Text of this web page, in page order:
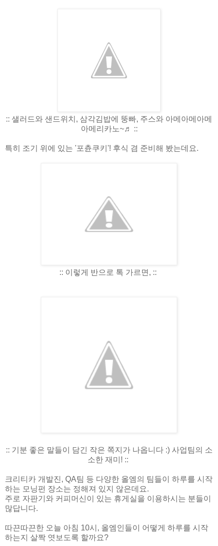
:: 샐러드와 샌드위치, 삼각김밥에 뚱빠, 주스와 아메아메아메
아메리카노~♬ ::
특히 조기 위에 있는 '포츈쿠키'! 후식 겸 준비해 봤는데요.
:: 이렇게 반으로 톡 가르면, ::
:: 기분 좋은 말들이 담긴 작은 쪽지가 나옵니다 :) 사업팀의 소
소한 재미! ::
크리티카 개발진, QA팀 등 다양한 올엠의 팀들이 하루를 시작
하는 모닝펀 장소는 정해져 있지 않은데요.
주로 자판기와 커피머신이 있는 휴게실을 이용하시는 분들이
많답니다.
따끈따끈한 오늘 아침 10시, 올엠인들이 어떻게 하루를 시작
하는지 살짝 엿보도록 할까요?